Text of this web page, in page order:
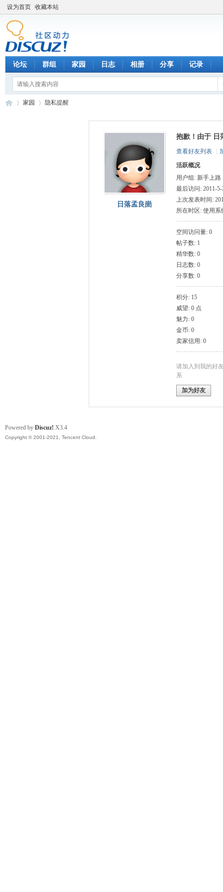
设为首页 收藏本站
论坛 群组 家园 日志 相册 分享 记录
家园 隐私提醒
日落孟良崮
抱歉！由于 日
查看好友列表
活跃概况
用户组: 新手上路
最后访问: 2011-5-
上次发表时间:
所在时区: 使用系
空间访问量: 0
帖子数: 1
精华数: 0
日志数: 0
分享数: 0
积分: 15
威望: 0 点
魅力: 0
金币: 0
卖家信用: 0
请加入到我的好
系
加为好友
Powered by Discuz! X3.4
Copyright © 2001-2021, Tencent Cloud.